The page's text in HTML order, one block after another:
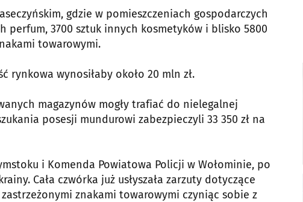
gdzie w pomieszczeniach gospodarczych
3700 sztuk innych kosmetyków i blisko 5800
towarowymi.
rynkowa wynosiłaby około 20 mln zł.
magazynów mogły trafiać do nielegalnej
posesji mundurowi zabezpieczyli 33 350 zł na
i Komenda Powiatowa Policji w Wołominie, po
Cała czwórka już usłyszała zarzuty dotyczące
znakami towarowymi czyniąc sobie z